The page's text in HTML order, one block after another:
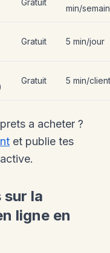
Gratuit
min/
Gratuit 5 min/jour
Gratuit 5 min/client
a acheter ?
et publie tes
la
ligne en